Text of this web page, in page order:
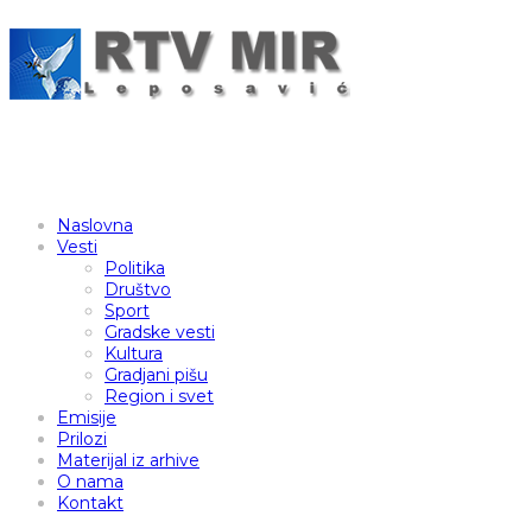
Naslovna
Vesti
Politika
Društvo
Sport
Gradske vesti
Kultura
Gradjani pišu
Region i svet
Emisije
Prilozi
Materijal iz arhive
O nama
Kontakt